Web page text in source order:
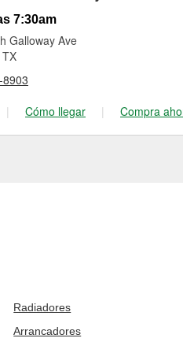
7:30am
Galloway Ave
| Cómo llegar | Compra
Radiadores
Arrancadores